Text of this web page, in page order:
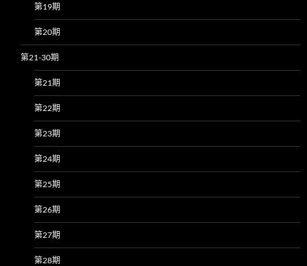
第19期
第20期
第21-30期
第21期
第22期
第23期
第24期
第25期
第26期
第27期
第28期